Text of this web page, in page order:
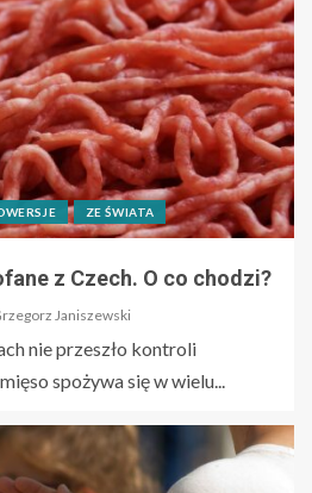
ZE ŚWIATA
z Czech. O co chodzi?
Janiszewski
nie przeszło kontroli
spożywa się w wielu...